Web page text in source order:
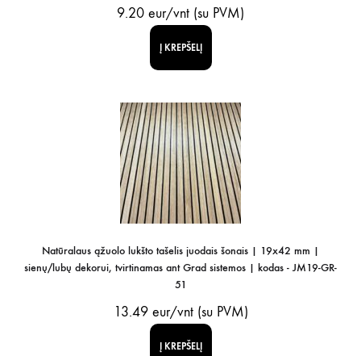
9.20 eur/vnt (su PVM)
Į KREPŠELĮ
Natūralaus ąžuolo lukšto tašelis juodais šonais | 19x42 mm |
sienų/lubų dekorui, tvirtinamas ant Grad sistemos | kodas - JM19-GR-
51
13.49 eur/vnt (su PVM)
Į KREPŠELĮ